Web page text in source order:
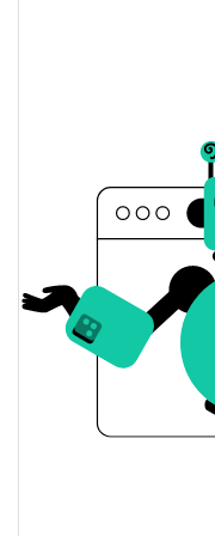
Dünkü Hacim
Bitcoin Fiyat Geçmişi
7g Düşük/7g Yüksek